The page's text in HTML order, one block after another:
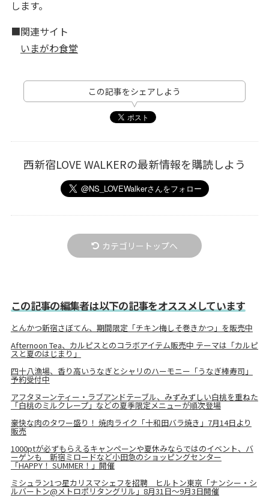
します。
■関連サイト
いまがわ食堂
この記事をシェアしよう
西新宿LOVE WALKERの最新情報を購読しよう
カテゴリートップへ
この記事の編集者は以下の記事をオススメしています
とんかつ新宿さぼてん、期間限定「チキン梅しそ巻きかつ」を販売中
Afternoon Tea、カルピスとのコラボアイテム販売中 テーマは「カルピ
スと夏のはじまり」
四十八漁場、香り高いうなぎとシャリのハーモニー「うなぎ棒寿司」
予約受付中
アフタヌーンティー・ラブアンドテーブル、みずみずしい白桃を重ねた
「白桃のミルクレープ」などの夏季限定メニューが順次登場
豪快な肉のタワー盛り！ 焼肉ライク「十和田バラ焼き」7月14日より
販売
1000ptが必ずもらえるキャンペーンや夏休みならではのイベント、バ
ーゲンも 新宿ミロードなど小田急のショッピングセンター
「HAPPY！ SUMMER！」開催
ミシュラン1つ星カリスマシェフを招聘 ヒルトン東京「ナンシー・シ
ルバートン@メトロポリタングリル」8月31日～9月3日開催